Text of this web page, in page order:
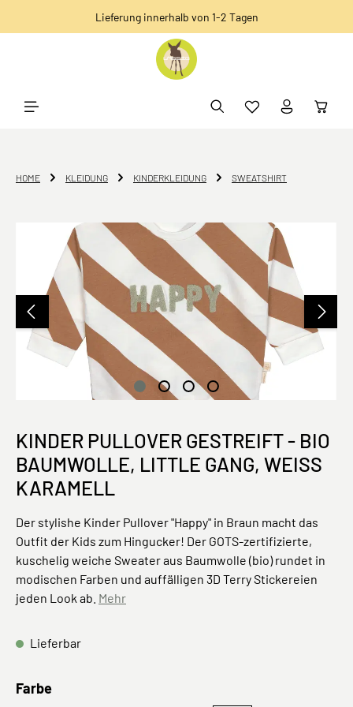
Lieferung innerhalb von 1-2 Tagen
HOME KLEIDUNG KINDERKLEIDUNG SWEATSHIRT
Bildergalerie überspringen
KINDER PULLOVER GESTREIFT - BIO
BAUMWOLLE, LITTLE GANG, WEISS K
ARAMELL
Der stylishe Kinder Pullover "Happy" in Braun macht das
Outfit der Kids zum Hingucker! Der GOTS-zertifizierte,
kuschelig weiche Sweater aus Baumwolle (bio) rundet in
modischen Farben und auffälligen 3D Terry Stickereien
jeden Look ab. Mehr
Lieferbar
Farbeauswählen